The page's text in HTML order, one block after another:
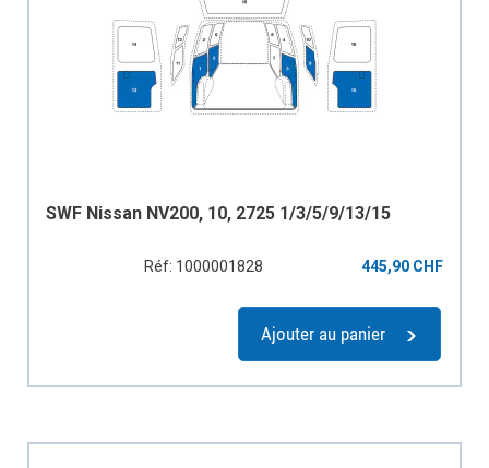
SWF Nissan NV200, 10, 2725 1/3/5/9/13/15
Réf: 1000001828 445,90 CHF
Ajouter au panier